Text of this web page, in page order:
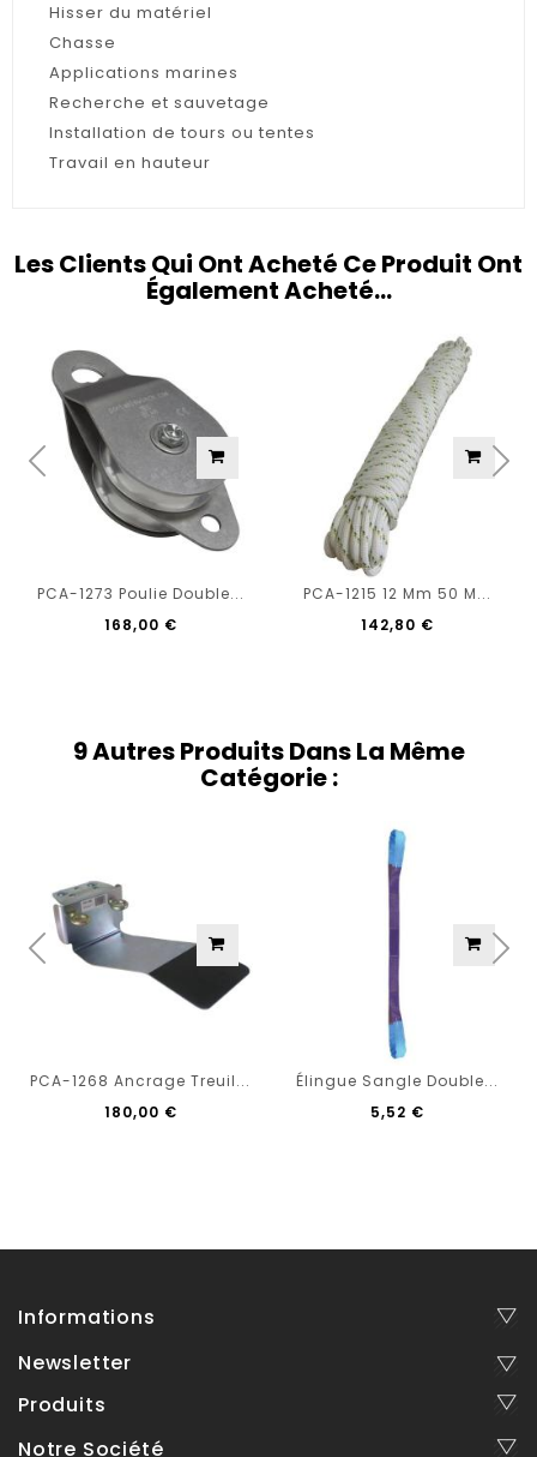
Hisser du matériel
Chasse
Applications marines
Recherche et sauvetage
Installation de tours ou tentes
Travail en hauteur
Les Clients Qui Ont Acheté Ce Produit Ont
Également Acheté...
PCA-1273 Poulie Double...
168,00 €
PCA-1215 12 Mm 50 M...
142,80 €
9 Autres Produits Dans La Même
Catégorie :
PCA-1268 Ancrage Treuil...
180,00 €
Élingue Sangle Double...
5,52 €
Informations
Newsletter
Produits
Notre Société